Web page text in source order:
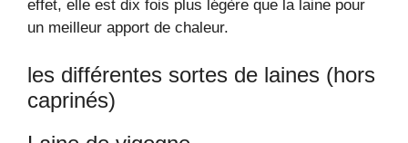
effet, elle est dix fois plus légère que la laine pour
un meilleur apport de chaleur.
les différentes sortes de laines (hors
caprinés)